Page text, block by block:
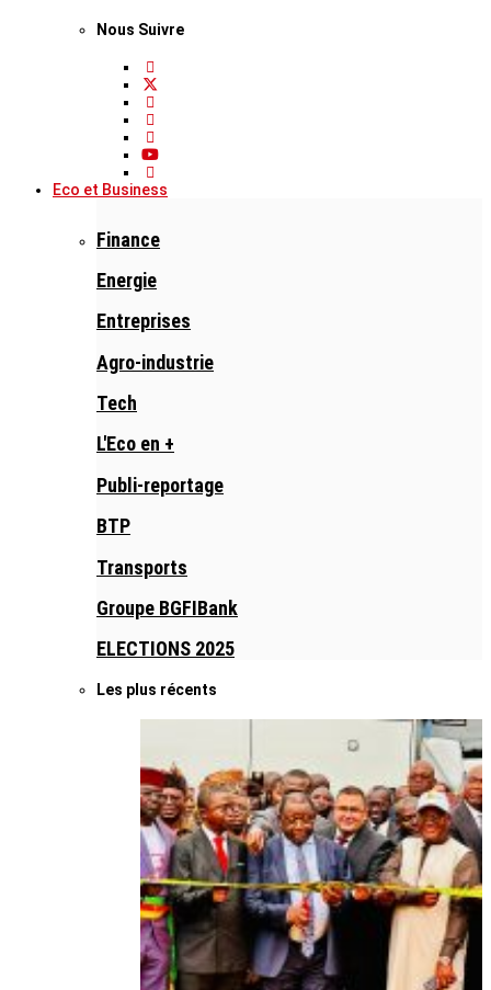
Nous Suivre
Eco et Business
Finance
Energie
Entreprises
Agro-industrie
Tech
L'Eco en +
Publi-reportage
BTP
Transports
Groupe BGFIBank
ELECTIONS 2025
Les plus récents